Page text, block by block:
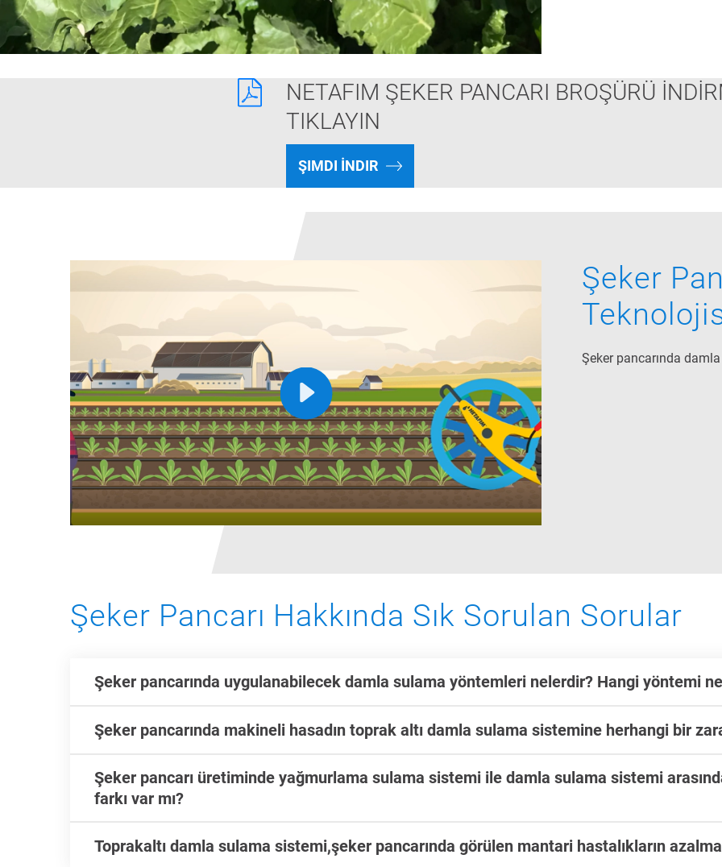
NETAFIM ŞEKER PANCARI BROŞÜRÜ
TIKLAYIN
ŞIMDI İNDIR
Şeker
Şeker pancarında
Şeker Pancarı Hakkında Sık Sorulan Sorular
Şeker pancarında uygulanabilecek damla sulama yöntemleri nelerdir? Hangi yöntemi
Şeker pancarında makineli hasadın toprak altı damla sulama sistemine herhangi bir
Şeker pancarı üretiminde yağmurlama sulama sistemi ile damla sulama sistemi
farkı var mı?
Toprakaltı damla sulama sistemi,şeker pancarında görülen mantari hastalıkların